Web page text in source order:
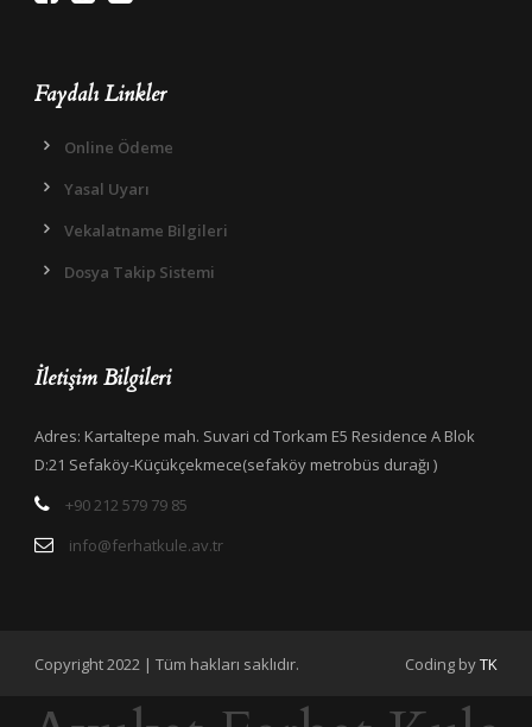
Faydalı Linkler
Online Ödeme
Yasal Uyarı
Vekalatname Bilgileri
Dosya Takip Sistemi
İletişim Bilgileri
Adres: Kartaltepe mah. Suvari cd Torkam E5 Residence A Blok
D:21 Sefaköy-Küçükçekmece(sefaköy metrobüs durağı )
+90 212 579 79 85
info@ferhatkule.av.tr
Copyright 2022 | Tüm hakları saklıdır. Coding byTK